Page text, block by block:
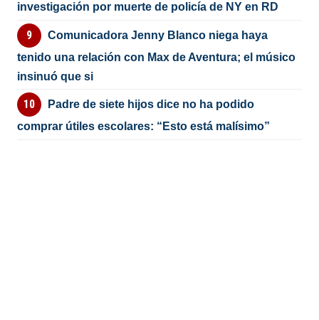
investigación por muerte de policía de NY en RD
Comunicadora Jenny Blanco niega haya
tenido una relación con Max de Aventura; el músico
insinuó que si
Padre de siete hijos dice no ha podido
comprar útiles escolares: “Esto está malísimo”